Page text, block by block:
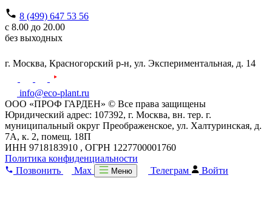
8 (499) 647 53 56
с 8.00 до 20.00
без выходных
г. Москва, Красногорский р-н, ул. Экспериментальная, д. 14
info@eco-plant.ru
ООО «ПРОФ ГАРДЕН» © Все права защищены
Юридический адрес: 107392, г. Москва, вн. тер. г.
муниципальный округ Преображенское, ул. Халтуринская, д.
7А, к. 2, помещ. 18П
ИНН 9718183910 , ОГРН 1227700001760
Политика конфиденциальности
Позвонить
Max Меню Телеграм Войти